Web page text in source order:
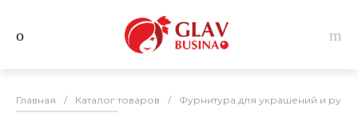
Главная / Каталог товаров / Фурнитура для украшений и